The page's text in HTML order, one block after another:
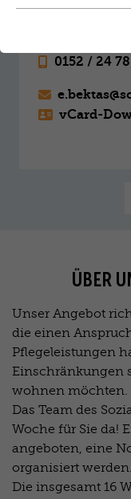
22453
0152 / 24
e.bektas@
vCard-
ÜBER
Unser Angebot
die einen
Pflegeleistungen
Einschränkungen
wohnen möchten.
Das Team des
Woche für Sie da!
angeboten, eine
organisiert werden.
Die insgesamt 16